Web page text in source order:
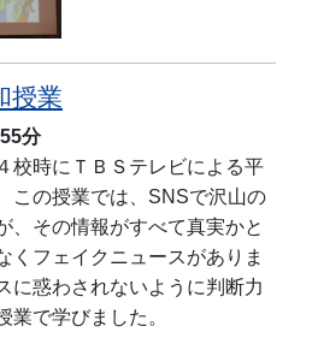
授業
分
時にＴＢＳテレビによる平
この授業では、SNSで沢山の
、その情報がすべて真実かと
くフェイクニュースがありま
に惑わされないように判断力
業で学びました。